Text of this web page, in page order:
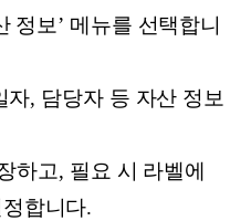
정보’ 메뉴를 선택합니
, 담당자 등 자산 정보
하고, 필요 시 라벨에
합니다.